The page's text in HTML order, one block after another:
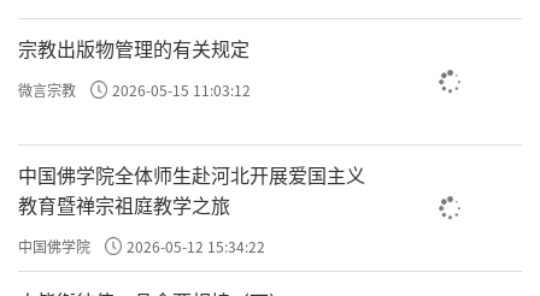
宗教出版物管理的有关规定
微言宗教 2026-05-15 11:03:12
中国佛学院全体师生赴河北开展爱国主义
教育暨禅宗祖庭教学之旅
中国佛学院 2026-05-12 15:34:22